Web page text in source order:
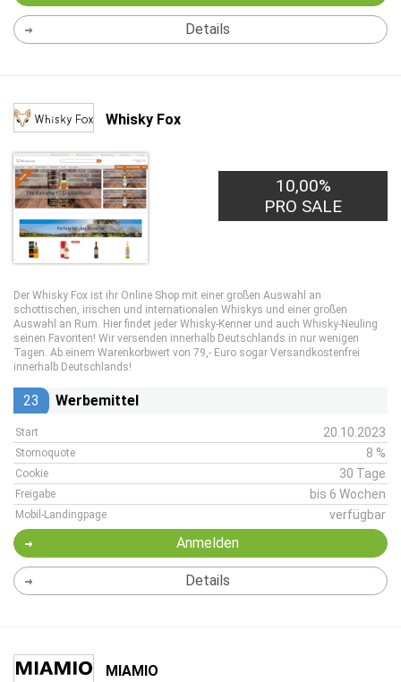
Details
Whisky Fox
10,00%
PRO SALE
Der Whisky Fox ist ihr Online Shop mit einer großen Auswahl an
schottischen, irischen und internationalen Whiskys und einer großen
Auswahl an Rum. Hier findet jeder Whisky-Kenner und auch Whisky-Neuling
seinen Favoriten! Wir versenden innerhalb Deutschlands in nur wenigen
Tagen. Ab einem Warenkorbwert von 79,- Euro sogar Versandkostenfrei
innerhalb Deutschlands!
23 Werbemittel
Start 20.10.2023
Stornoquote 8 %
Cookie 30 Tage
Freigabe bis 6 Wochen
Mobil-Landingpage verfügbar
Anmelden
Details
MIAMIO